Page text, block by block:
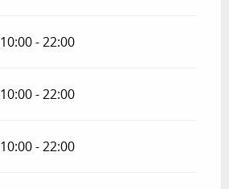
10:00 - 22:00
10:00 - 22:00
10:00 - 22:00